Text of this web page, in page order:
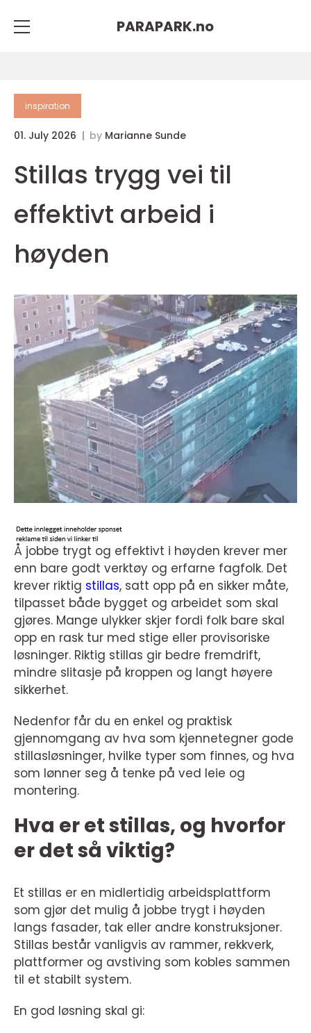
PARAPARK.no
inspiration
01. July 2026 by Marianne Sunde
Stillas trygg vei til
effektivt arbeid i
høyden
Å jobbe trygt og effektivt i høyden krever mer
enn bare godt verktøy og erfarne fagfolk. Det
krever riktig stillas, satt opp på en sikker måte,
tilpasset både bygget og arbeidet som skal
gjøres. Mange ulykker skjer fordi folk bare skal
opp en rask tur med stige eller provisoriske
løsninger. Riktig stillas gir bedre fremdrift,
mindre slitasje på kroppen og langt høyere
sikkerhet.
Nedenfor får du en enkel og praktisk
gjennomgang av hva som kjennetegner gode
stillasløsninger, hvilke typer som finnes, og hva
som lønner seg å tenke på ved leie og
montering.
Hva er et stillas, og hvorfor
er det så viktig?
Et stillas er en midlertidig arbeidsplattform
som gjør det mulig å jobbe trygt i høyden
langs fasader, tak eller andre konstruksjoner.
Stillas består vanligvis av rammer, rekkverk,
plattformer og avstiving som kobles sammen
til et stabilt system.
En god løsning skal gi: